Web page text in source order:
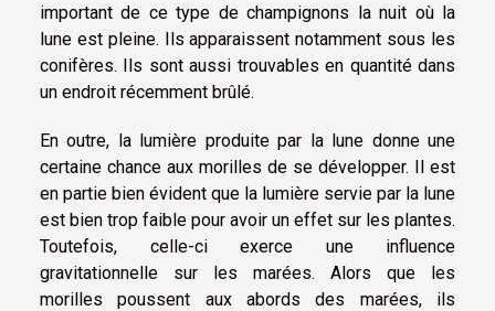
important de ce type de champignons la nuit où la
lune est pleine. Ils apparaissent notamment sous les
conifères. Ils sont aussi trouvables en quantité dans
un endroit récemment brûlé.
En outre, la lumière produite par la lune donne une
certaine chance aux morilles de se développer. Il est
en partie bien évident que la lumière servie par la lune
est bien trop faible pour avoir un effet sur les plantes.
Toutefois, celle-ci exerce une influence
gravitationnelle sur les marées. Alors que les
morilles poussent aux abords des marées, ils